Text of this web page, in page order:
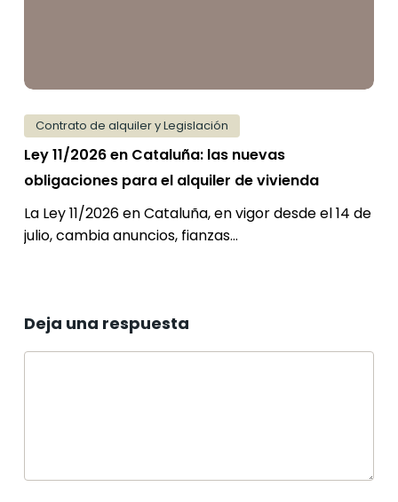
de
vivienda
Contrato de alquiler y Legislación
Ley 11/2026 en Cataluña: las nuevas
obligaciones para el alquiler de vivienda
La Ley 11/2026 en Cataluña, en vigor desde el 14 de
julio, cambia anuncios, fianzas…
Deja una respuesta